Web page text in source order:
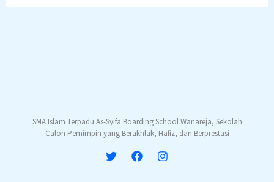
SMA Islam Terpadu As-Syifa Boarding School Wanareja, Sekolah
Calon Pemimpin yang Berakhlak, Hafiz, dan Berprestasi